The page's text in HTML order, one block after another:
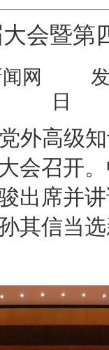
会暨第
闻网 发
日
外高级
会召开
出席并
其信当